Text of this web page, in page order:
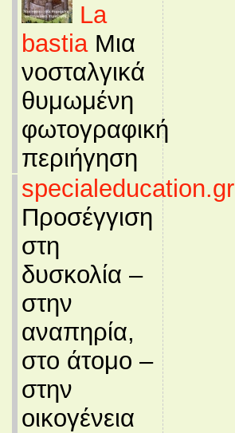
La
bastiaΜια
νοσταλγικά
θυμωμένη
φωτογραφική
περιήγηση
specialeducation.gr
Προσέγγιση
στη
δυσκολία –
στην
αναπηρία,
στο άτομο –
στην
οικογένεια